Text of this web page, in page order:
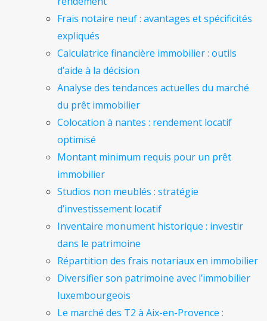
Frais notaire neuf : avantages et spécificités
expliqués
Calculatrice financière immobilier : outils
d’aide à la décision
Analyse des tendances actuelles du marché
du prêt immobilier
Colocation à nantes : rendement locatif
optimisé
Montant minimum requis pour un prêt
immobilier
Studios non meublés : stratégie
d’investissement locatif
Inventaire monument historique : investir
dans le patrimoine
Répartition des frais notariaux en immobilier
Diversifier son patrimoine avec l’immobilier
luxembourgeois
Le marché des T2 à Aix-en-Provence :